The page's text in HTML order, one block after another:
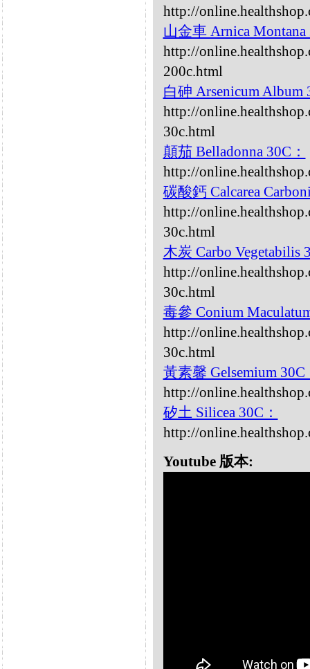
http://
山金車 Arnica Montana
http://
200c.html
白砷 Arsenicum Album
http://
30c.html
顛茄 Belladonna 30C：
http://
碳酸鈣 Calcarea
http://
30c.html
木炭 Carbo Vegetabilis
http://
30c.html
毒參 Conium
http://
30c.html
黃素馨 Gelsemium 30C
http://
矽土 Silicea 30C：
http://
Youtube 版本: